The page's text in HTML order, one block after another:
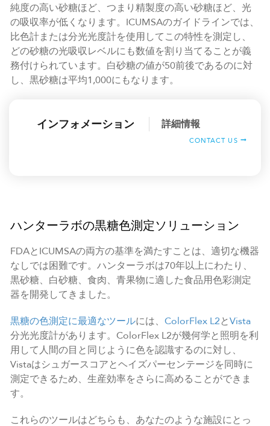
純度の高い砂糖ほど、つまり精製度の高い砂糖ほど、光
の吸収率が低くなります。ICUMSAのガイドラインでは、
比色計または分光光度計を使用してこの特性を測定し、
どの砂糖の光吸収レベルにも数値を割り当てることが義
務付けられています。白砂糖の値が50前後であるのに対
し、黒砂糖は平均1,000にもなります。
インフォメーション 詳細情報
CONTACT US
ハンターラボの黒糖色測定ソリューション
FDAとICUMSAの両方の基準を満たすことは、適切な機器
なしでは困難です。ハンターラボは70年以上にわたり、
黒砂糖、白砂糖、食肉、青果物に適した食品用色彩測定
器を開発してきました。
黒糖の色測定に最適なツールには、 ColorFlex L2とVista
分光光度計があります。ColorFlex L2が幾何学と照明を利
用して人間の目と同じように色を認識するのに対し、
Vistaはシュガースコアとヘイズパーセンテージを同時に
測定できるため、生産効率をさらに高めることができま
す。
これらのツールはどちらも、あなたのような施設にとっ